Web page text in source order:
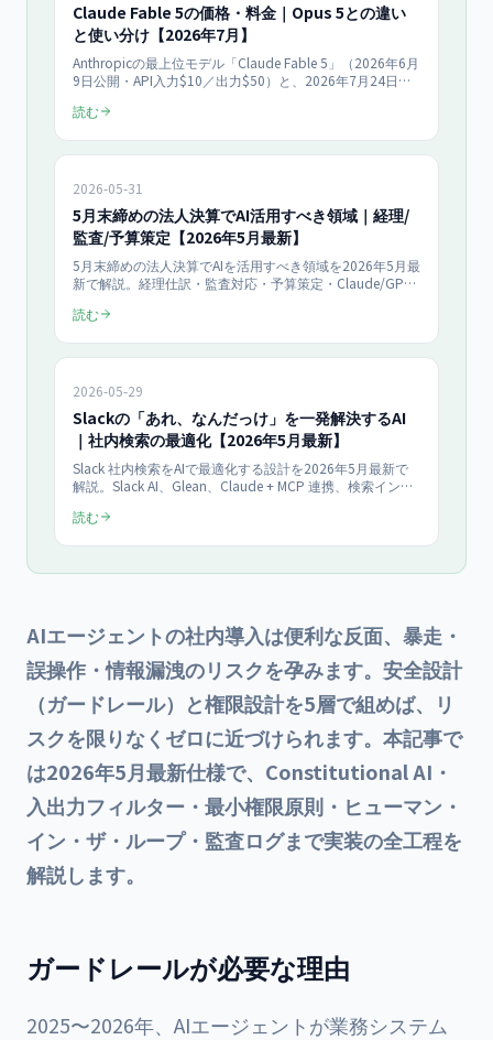
Claude Fable 5の価格・料金｜Opus 5との違い
と使い分け【2026年7月】
Anthropicの最上位モデル「Claude Fable 5」（2026年6月
9日公開・API入力$10／出力$50）と、2026年7月24日に
$5／出力$25・low/medium/highのeffort切替）。2モデ
読む
2026-05-31
5月末締めの法人決算でAI活用すべき領域｜経理/
監査/予算策定【2026年5月最新】
5月末締めの法人決算でAIを活用すべき領域を2026年5月最
新で解説。経理仕訳・監査対応・予算策定・Claude/GPT
に網羅。
読む
2026-05-29
Slackの「あれ、なんだっけ」を一発解決するAI
｜社内検索の最適化【2026年5月最新】
Slack 社内検索をAIで最適化する設計を2026年5月最新で
解説。Slack AI、Glean、Claude + MCP 連携、検索インデ
ウハウを網羅。
読む
AIエージェントの社内導入は便利な反面、暴走・
誤操作・情報漏洩のリスクを孕みます。安全設計
（ガードレール）と権限設計を5層で組めば、リ
スクを限りなくゼロに近づけられます。本記事で
は2026年5月最新仕様で、Constitutional AI・
入出力フィルター・最小権限原則・ヒューマン・
イン・ザ・ループ・監査ログまで実装の全工程を
解説します。
ガードレールが必要な理由
2025〜2026年、AIエージェントが業務システム